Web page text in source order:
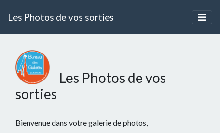
Les Photos de vos sorties
Les Photos de vos
sorties
Bienvenue dans votre galerie de photos,